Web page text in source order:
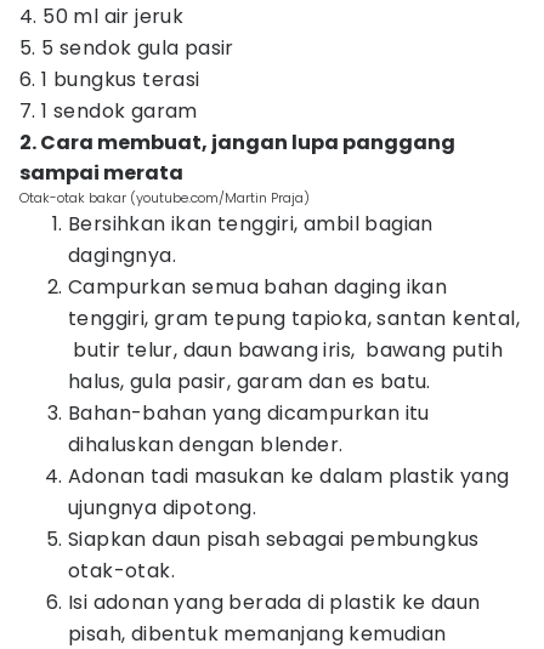
4. 50 ml air jeruk
5. 5 sendok gula pasir
6. 1 bungkus terasi
7. 1 sendok garam
2. Cara membuat, jangan lupa panggang
sampai merata
Otak-otak bakar (youtube.com/Martin Praja)
Bersihkan ikan tenggiri, ambil bagian
dagingnya.
Campurkan semua bahan daging ikan
tenggiri, gram tepung tapioka, santan kental,
butir telur, daun bawang iris, bawang putih
halus, gula pasir, garam dan es batu.
Bahan-bahan yang dicampurkan itu
dihaluskan dengan blender.
Adonan tadi masukan ke dalam plastik yang
ujungnya dipotong.
Siapkan daun pisah sebagai pembungkus
otak-otak.
Isi adonan yang berada di plastik ke daun
pisah, dibentuk memanjang kemudian